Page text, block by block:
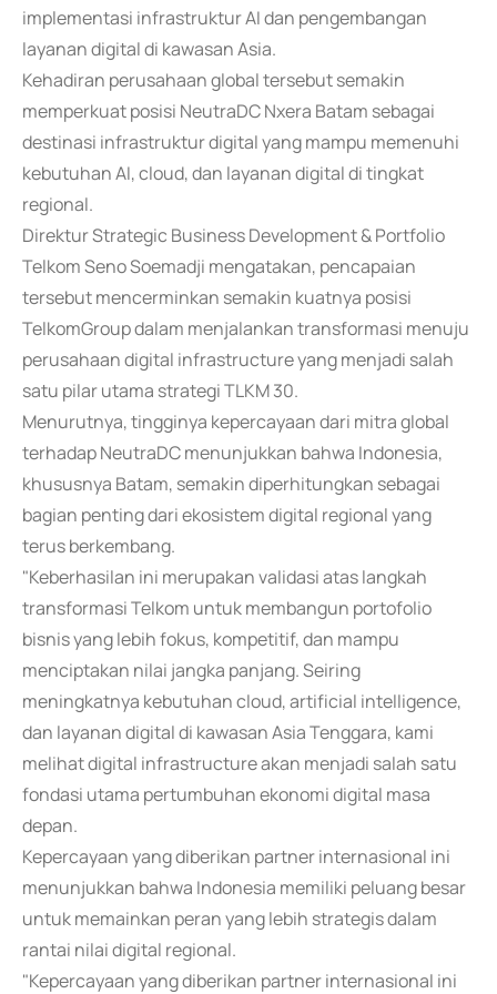
implementasi infrastruktur AI dan pengembangan
layanan digital di kawasan Asia.
Kehadiran perusahaan global tersebut semakin
memperkuat posisi NeutraDC Nxera Batam sebagai
destinasi infrastruktur digital yang mampu memenuhi
kebutuhan AI, cloud, dan layanan digital di tingkat
regional.
Direktur Strategic Business Development & Portfolio
Telkom Seno Soemadji mengatakan, pencapaian
tersebut mencerminkan semakin kuatnya posisi
TelkomGroup dalam menjalankan transformasi menuju
perusahaan digital infrastructure yang menjadi salah
satu pilar utama strategi TLKM 30.
Menurutnya, tingginya kepercayaan dari mitra global
terhadap NeutraDC menunjukkan bahwa Indonesia,
khususnya Batam, semakin diperhitungkan sebagai
bagian penting dari ekosistem digital regional yang
terus berkembang.
"Keberhasilan ini merupakan validasi atas langkah
transformasi Telkom untuk membangun portofolio
bisnis yang lebih fokus, kompetitif, dan mampu
menciptakan nilai jangka panjang. Seiring
meningkatnya kebutuhan cloud, artificial intelligence,
dan layanan digital di kawasan Asia Tenggara, kami
melihat digital infrastructure akan menjadi salah satu
fondasi utama pertumbuhan ekonomi digital masa
depan.
Kepercayaan yang diberikan partner internasional ini
menunjukkan bahwa Indonesia memiliki peluang besar
untuk memainkan peran yang lebih strategis dalam
rantai nilai digital regional.
"Kepercayaan yang diberikan partner internasional ini